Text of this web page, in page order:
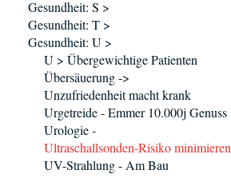
Gesundheit: S >
Gesundheit: T >
Gesundheit: U >
U > Übergewichtige Patienten
Übersäuerung ->
Unzufriedenheit macht krank
Urgetreide - Emmer 10.000j Genuss
Urologie -
Ultraschallsonden-Risiko minimieren
UV-Strahlung - Am Bau